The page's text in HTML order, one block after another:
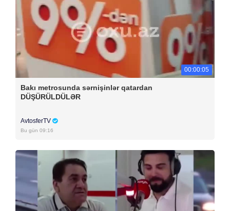
00:00:05
Bakı metrosunda sərnişinlər qatardan
DÜŞÜRÜLDÜLƏR
AvtosferTV
Bu gün 09:16